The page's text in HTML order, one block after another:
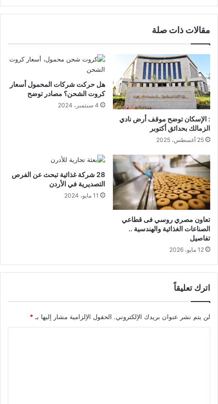
مقالات ذات صلة
: الإسكان توضح موقف أرض نادي
الزمالك بحدائق أكتوبر
25 أغسطس، 2025
هل حركت شركات المحمول أسعار
كروت الشحن؟ مصادر توضح
4 سبتمبر، 2024
تعاون مصري روسي فى قطاعي
الصناعات الغذائية والهندسية ..
تفاصيل
12 مايو، 2026
28 شركة غذائية تبحث عن الفرص
التصديرية في الأردن
11 مايو، 2024
اترك تعليقاً
لن يتم نشر عنوان بريدك الإلكتروني. الحقول الإلزامية مشار إليها بـ *